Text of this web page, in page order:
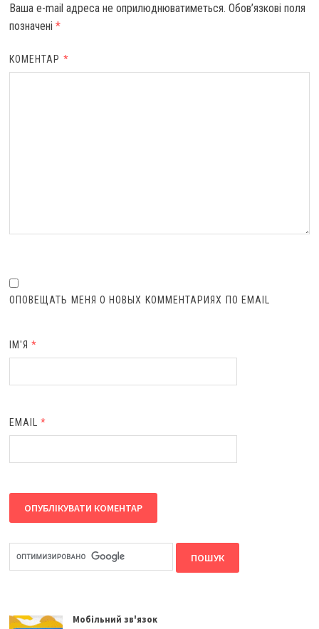
Ваша e-mail адреса не оприлюднюватиметься. Обов’язкові поля
позначені *
КОМЕНТАР *
ОПОВЕЩАТЬ МЕНЯ О НОВЫХ КОММЕНТАРИЯХ ПО EMAIL
ІМ'Я*
EMAIL*